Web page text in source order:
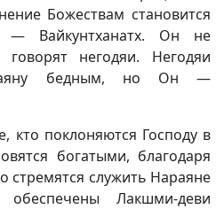
Божествам становится
Вайкунтханатх. Он не
говорят негодяи. Негодяи
бедным, но Он —
кто поклоняются Господу в
богатыми, благодаря
стремятся служить Нараяне
Лакшми-деви